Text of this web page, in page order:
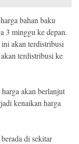
bahan baku
3 minggu ke depan.
akan terdistribusi
terdistribusi ke
akan berlanjut
kenaikan harga
di sekitar